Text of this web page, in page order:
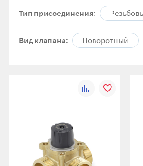
Тип присоединения:
Вид клапана: Поворотный